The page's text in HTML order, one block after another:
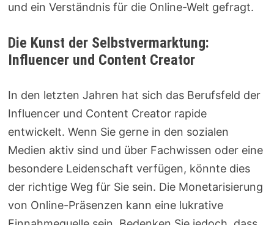
und ein Verständnis für die Online-Welt gefragt.
Die Kunst der Selbstvermarktung:
Influencer und Content Creator
In den letzten Jahren hat sich das Berufsfeld der
Influencer und Content Creator rapide
entwickelt. Wenn Sie gerne in den sozialen
Medien aktiv sind und über Fachwissen oder eine
besondere Leidenschaft verfügen, könnte dies
der richtige Weg für Sie sein. Die Monetarisierung
von Online-Präsenzen kann eine lukrative